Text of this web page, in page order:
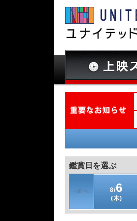
鑑賞日を選ぶ
8/6
(木)